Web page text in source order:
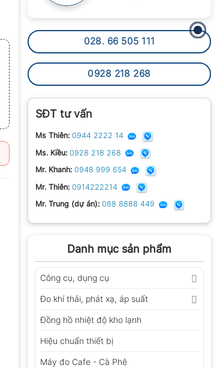
028. 66 505 111
0928 218 268
SĐT tư vấn
Ms Thiên: 0944 2222 14
Ms. Kiều: 0928 218 268
Mr. Khanh: 0948 999 654
Mr. Thiên: 0914222214
Mr. Trung (dự án): 088 8888 449
Danh mục sản phẩm
Công cụ, dụng cụ
Đo khí thải, phát xạ, áp suất
Đồng hồ nhiệt độ kho lạnh
Hiệu chuẩn thiết bị
Máy đo Cafe - Cà Phê